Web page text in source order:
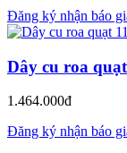
Đăng ký nhận báo
Dây cu roa
1.464.000đ
Đăng ký nhận báo